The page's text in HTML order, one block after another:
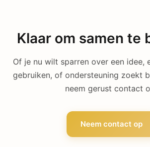
Klaar om samen te
Of je nu wilt sparren over een idee,
gebruiken, of ondersteuning zoekt
neem gerust contact
Neem contact op